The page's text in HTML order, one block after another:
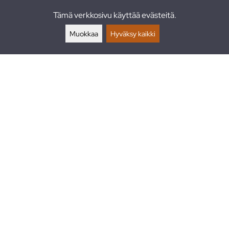
Tämä verkkosivu käyttää evästeitä.
Muokkaa Hyväksy kaikki